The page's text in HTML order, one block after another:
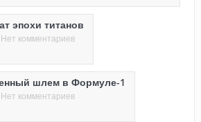
эпохи титанов
Нет комментариев
шлем в Формуле-1
Нет комментариев